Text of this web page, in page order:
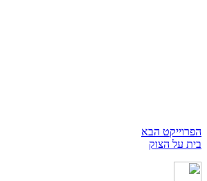
הפרוייקט הבא
בית על הצוק